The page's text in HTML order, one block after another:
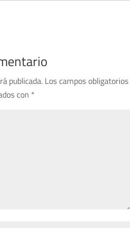
publicada. Los campos obligatorios
con *